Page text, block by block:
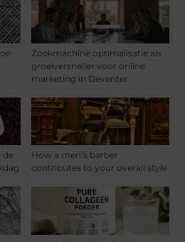
Zoekmachine optimalisatie als
groeiversneller voor online
marketing in Deventer
de
How a men’s barber
contributes to your overall style